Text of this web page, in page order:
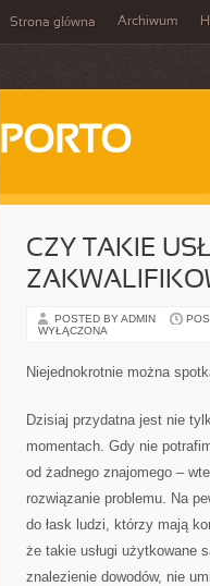
Strona główna Archiwum
PORTO
CZY TAKIE
POSTED BY ADMIN
WYŁĄCZONA
Niejednokrotnie można
Dzisiaj przydatna jest nie
momentach. Gdy nie
od żadnego znajomego –
rozwiązanie problemu. Na
do łask ludzi, którzy mają
że takie usługi użytkowane
znalezienie dowodów, nie